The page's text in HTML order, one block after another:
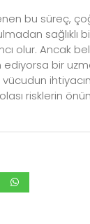
bu süreç,
sağlıklı
olur. Ancak
bir
risklerin